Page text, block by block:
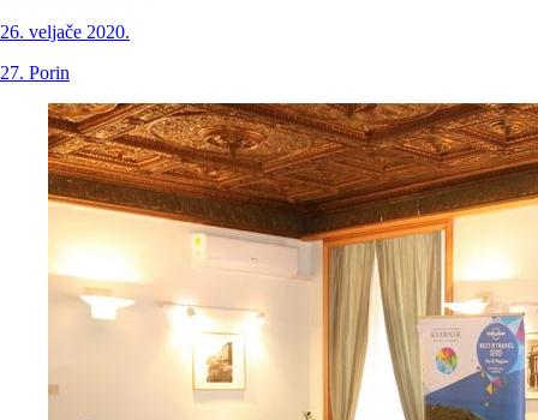
26. veljače 2020.
27. Porin